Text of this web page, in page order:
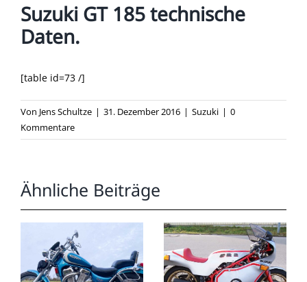
Suzuki GT 185 technische
Daten.
[table id=73 /]
Von Jens Schultze | 31. Dezember 2016 | Suzuki | 0
Kommentare
Ähnliche Beiträge